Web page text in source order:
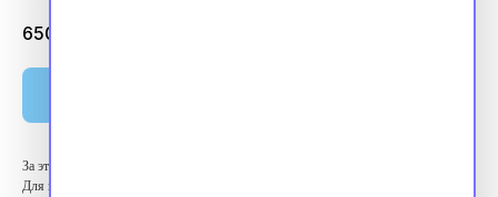
6500.00
За этот курс вы получите 36 баллов ЗЕТ
Для кого: Высший медицинский персонал